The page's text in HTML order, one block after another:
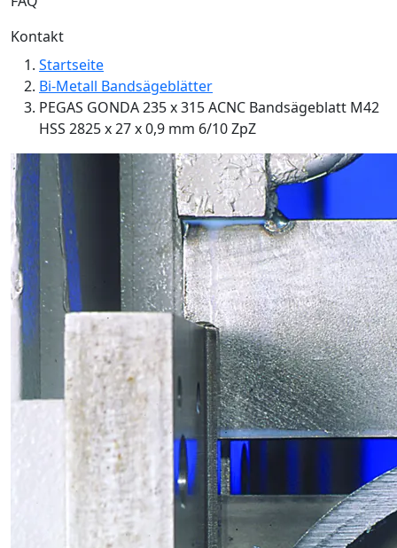
Kontakt
Startseite
Bi-Metall Bandsägeblätter
PEGAS GONDA 235 x 315 ACNC Bandsägeblatt M42
HSS 2825 x 27 x 0,9 mm 6/10 ZpZ